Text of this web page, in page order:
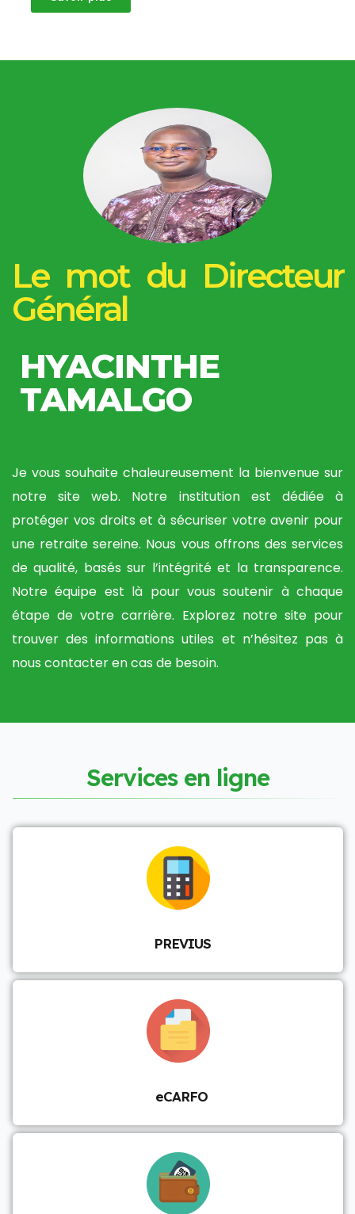
Le mot du Directeur
Général
HYACINTHE
TAMALGO
Je vous souhaite chaleureusement la bienvenue sur
notre site web. Notre institution est dédiée à
protéger vos droits et à sécuriser votre avenir pour
une retraite sereine. Nous vous offrons des services
de qualité, basés sur l’intégrité et la transparence.
Notre équipe est là pour vous soutenir à chaque
étape de votre carrière. Explorez notre site pour
trouver des informations utiles et n’hésitez pas à
nous contacter en cas de besoin.
Services en ligne
PREVIUS
eCARFO